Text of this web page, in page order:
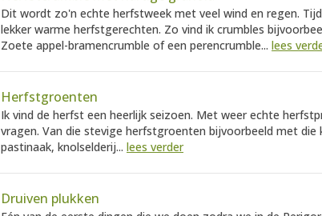
Dit wordt zo'n echte herfstweek met veel wind en regen.
lekker warme herfstgerechten. Zo vind ik crumbles
Zoete appel-bramencrumble of een perencrumble... lees
Herfstgroenten
Ik vind de herfst een heerlijk seizoen. Met weer echte
vragen. Van die stevige herfstgroenten bijvoorbeeld met die
pastinaak, knolselderij... lees verder
Druiven plukken